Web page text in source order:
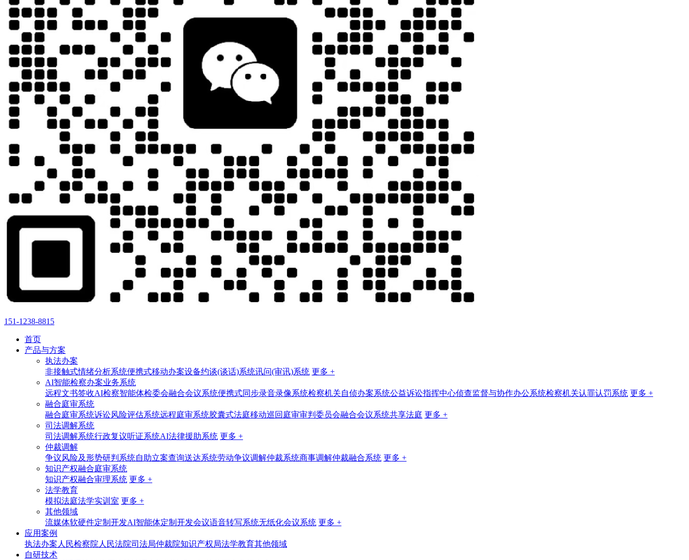
151-1238-8815
首页
产品与方案
执法办案
非接触式情绪分析系统便携式移动办案设备约谈(谈话)系统讯问(审讯)系统 更多 +
AI智能检察办案业务系统
远程文书签收AI检察智能体检委会融合会议系统便携式同步录音录像系统检察机关自侦办案系统公益诉讼指挥中心侦查监督与协作办公系统检察机关认罪认罚系统 更多 +
融合庭审系统
融合庭审系统诉讼风险评估系统远程庭审系统胶囊式法庭移动巡回庭审审判委员会融合会议系统共享法庭 更多 +
司法调解系统
司法调解系统行政复议听证系统AI法律援助系统 更多 +
仲裁调解
争议风险及形势研判系统自助立案查询送达系统劳动争议调解仲裁系统商事调解仲裁融合系统 更多 +
知识产权融合庭审系统
知识产权融合审理系统 更多 +
法学教育
模拟法庭法学实训室 更多 +
其他领域
流媒体软硬件定制开发AI智能体定制开发会议语音转写系统无纸化会议系统 更多 +
应用案例
执法办案 人民检察院 人民法院司法局仲裁院知识产权局法学教育其他领域
自研技术